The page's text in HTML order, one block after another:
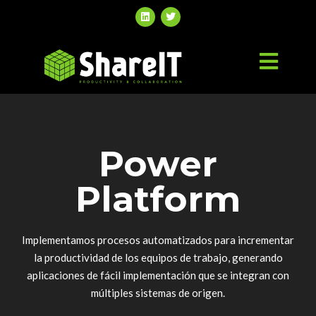
Power
Platform
Implementamos procesos automatizados para incrementar
la productividad de los equipos de trabajo, generando
aplicaciones de fácil implementación que se integran con
múltiples sistemas de origen.